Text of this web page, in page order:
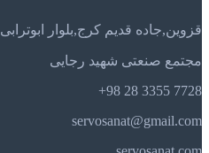
قزوین,جاده قدیم کرج,بلوار ابوترابی
مجتمع صنعتی شهید رجایی
7728 3355 28 98+
servosanat@gmail.com